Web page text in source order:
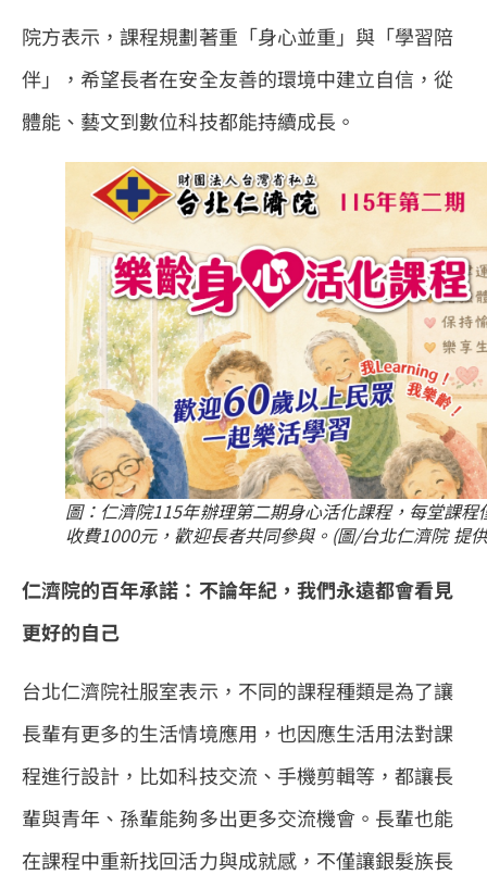
院方表示，課程規劃著重「身心並重」與「學習陪
伴」，希望長者在安全友善的環境中建立自信，從
體能、藝文到數位科技都能持續成長。
圖：仁濟院115年辦理第二期身心活化課程，每堂課程
收費1000元，歡迎長者共同參與。(圖/台北仁濟院 提
仁濟院的百年承諾：不論年紀，我們永遠都會看見
更好的自己
台北仁濟院社服室表示，不同的課程種類是為了讓
長輩有更多的生活情境應用，也因應生活用法對課
程進行設計，比如科技交流、手機剪輯等，都讓長
輩與青年、孫輩能夠多出更多交流機會。長輩也能
在課程中重新找回活力與成就感，不僅讓銀髮族長